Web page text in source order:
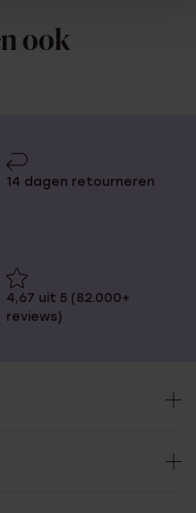
ook
14 dagen retourneren
4,67 uit 5 (82.000+
reviews)